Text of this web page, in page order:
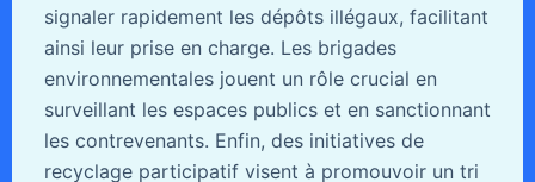
signaler rapidement les dépôts illégaux, facilitant
ainsi leur prise en charge. Les brigades
environnementales jouent un rôle crucial en
surveillant les espaces publics et en sanctionnant
les contrevenants. Enfin, des initiatives de
recyclage participatif visent à promouvoir un tri